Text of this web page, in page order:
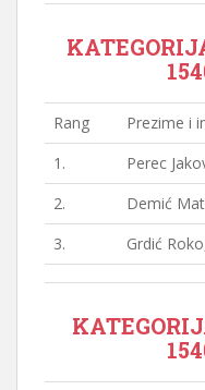
Rang Prezime i
1.
Perec
2.
Demić
3.
Grdić